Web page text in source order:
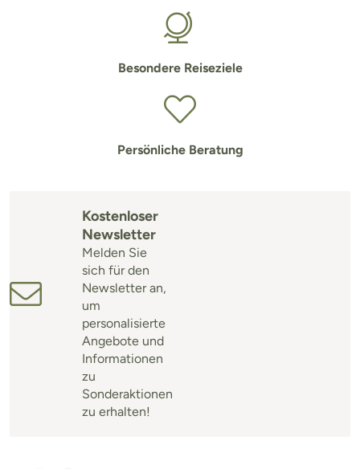
Besondere Reiseziele
Persönliche Beratung
Kostenloser
Newsletter
Melden Sie
sich für den
Newsletter an,
um
personalisierte
Angebote und
Informationen
zu
Sonderaktionen
zu erhalten!